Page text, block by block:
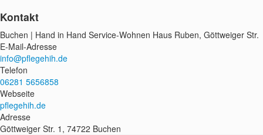
Kontakt
Buchen | Hand in Hand Service-Wohnen Haus Ruben, Göttweiger Str.
E-Mail-Adresse
info@pflegehih.de
Telefon
06281 5656858
Webseite
pflegehih.de
Adresse
Göttweiger Str. 1, 74722 Buchen